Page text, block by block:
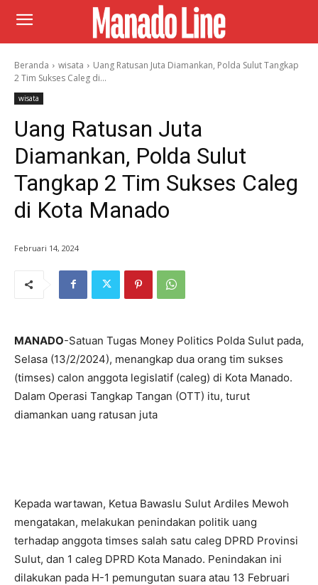
Beranda wisata
Uang Ratusan Juta Diamankan, Polda Sulut Tangkap
2 Tim Sukses Caleg di...
wisata
Uang Ratusan Juta
Diamankan, Polda Sulut
Tangkap 2 Tim Sukses Caleg
di Kota Manado
Februari 14, 2024
MANADO-Satuan Tugas Money Politics Polda Sulut pada,
Selasa (13/2/2024), menangkap dua orang tim sukses
(timses) calon anggota legislatif (caleg) di Kota Manado.
Dalam Operasi Tangkap Tangan (OTT) itu, turut
diamankan uang ratusan juta
Kepada wartawan, Ketua Bawaslu Sulut Ardiles Mewoh
mengatakan, melakukan penindakan politik uang
terhadap anggota timses salah satu caleg DPRD Provinsi
Sulut, dan 1 caleg DPRD Kota Manado. Penindakan ini
dilakukan pada H-1 pemungutan suara atau 13 Februari